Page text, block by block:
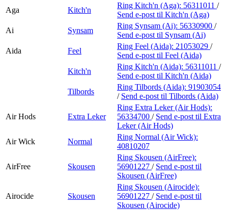
Aga
Kitch'n
Ring Kitch'n (Aga): 56311011 /
Send e-post til Kitch'n (Aga)
Ai
Synsam
Ring Synsam (Ai): 56330900 /
Send e-post til Synsam (Ai)
Aida
Feel
Ring Feel (Aida): 21053029 /
Send e-post til Feel (Aida)
Kitch'n
Ring Kitch'n (Aida): 56311011 /
Send e-post til Kitch'n (Aida)
Tilbords
Ring Tilbords (Aida): 91903054
/ Send e-post til Tilbords (Aida)
Air Hods Extra Leker
Ring Extra Leker (Air Hods):
56334700 / Send e-post til Extra
Leker (Air Hods)
Air Wick
Normal
Ring Normal (Air Wick):
40810207
AirFree Skousen
Ring Skousen (AirFree):
56901227 / Send e-post til
Skousen (AirFree)
Airocide Skousen
Ring Skousen (Airocide):
56901227 / Send e-post til
Skousen (Airocide)